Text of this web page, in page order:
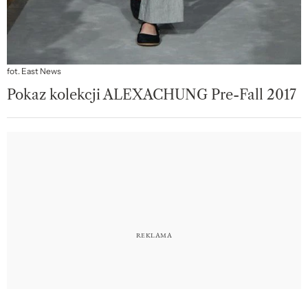
fot. East News
Pokaz kolekcji ALEXACHUNG Pre-Fall 2017